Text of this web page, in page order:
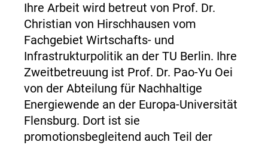
Ihre Arbeit wird betreut von Prof. Dr.
Christian von Hirschhausen vom
Fachgebiet Wirtschafts- und
Infrastrukturpolitik an der TU Berlin. Ihre
Zweitbetreuung ist Prof. Dr. Pao-Yu Oei
von der Abteilung für Nachhaltige
Energiewende an der Europa-Universität
Flensburg. Dort ist sie
promotionsbegleitend auch Teil der